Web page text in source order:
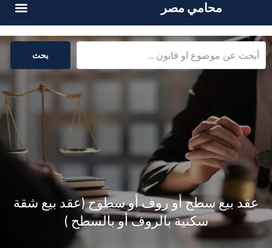
محامي مصر
بحث
عقد بيع سطح أو روف أو سطوح (عقد بيع شقة
سكنية بالروف أو بالسطح )